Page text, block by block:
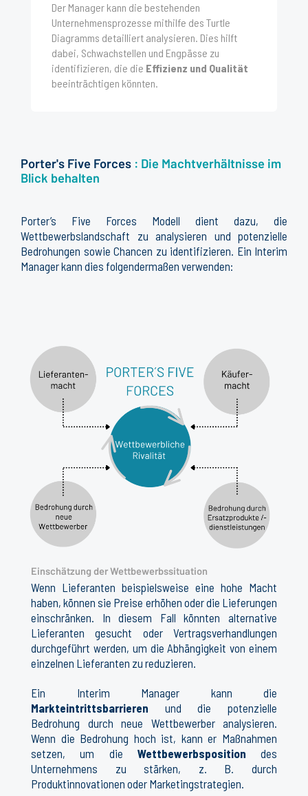
Der Manager kann die bestehenden
Unternehmensprozesse mithilfe des Turtle
Diagramms detailliert analysieren. Dies hilft
dabei, Schwachstellen und Engpässe zu
identifizieren, die die Effizienz und Qualität
beeinträchtigen könnten.
Porter's Five Forces : Die Machtverhältnisse im
Blick behalten
Porter’s Five Forces Modell dient dazu, die
Wettbewerbslandschaft zu analysieren und potenzielle
Bedrohungen sowie Chancen zu identifizieren. Ein Interim
Manager kann dies folgendermaßen verwenden:
Einschätzung der Wettbewerbssituation
Wenn Lieferanten beispielsweise eine hohe Macht
haben, können sie Preise erhöhen oder die Lieferungen
einschränken. In diesem Fall könnten alternative
Lieferanten gesucht oder Vertragsverhandlungen
durchgeführt werden, um die Abhängigkeit von einem
einzelnen Lieferanten zu reduzieren.
Ein Interim Manager kann die
Markteintrittsbarrieren und die potenzielle
Bedrohung durch neue Wettbewerber analysieren.
Wenn die Bedrohung hoch ist, kann er Maßnahmen
setzen, um die Wettbewerbsposition des
Unternehmens zu stärken, z. B. durch
Produktinnovationen oder Marketingstrategien.